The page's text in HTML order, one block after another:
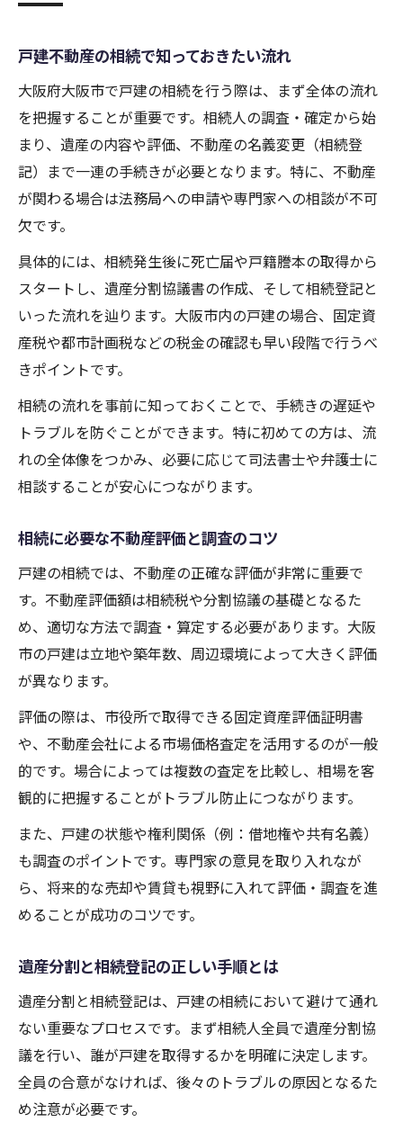
戸建不動産の相続で知っておきたい流れ
大阪府大阪市で戸建の相続を行う際は、まず全体の流れ
を把握することが重要です。相続人の調査・確定から始
まり、遺産の内容や評価、不動産の名義変更（相続登
記）まで一連の手続きが必要となります。特に、不動産
が関わる場合は法務局への申請や専門家への相談が不可
欠です。
具体的には、相続発生後に死亡届や戸籍謄本の取得から
スタートし、遺産分割協議書の作成、そして相続登記と
いった流れを辿ります。大阪市内の戸建の場合、固定資
産税や都市計画税などの税金の確認も早い段階で行うべ
きポイントです。
相続の流れを事前に知っておくことで、手続きの遅延や
トラブルを防ぐことができます。特に初めての方は、流
れの全体像をつかみ、必要に応じて司法書士や弁護士に
相談することが安心につながります。
相続に必要な不動産評価と調査のコツ
戸建の相続では、不動産の正確な評価が非常に重要で
す。不動産評価額は相続税や分割協議の基礎となるた
め、適切な方法で調査・算定する必要があります。大阪
市の戸建は立地や築年数、周辺環境によって大きく評価
が異なります。
評価の際は、市役所で取得できる固定資産評価証明書
や、不動産会社による市場価格査定を活用するのが一般
的です。場合によっては複数の査定を比較し、相場を客
観的に把握することがトラブル防止につながります。
また、戸建の状態や権利関係（例：借地権や共有名義）
も調査のポイントです。専門家の意見を取り入れなが
ら、将来的な売却や賃貸も視野に入れて評価・調査を進
めることが成功のコツです。
遺産分割と相続登記の正しい手順とは
遺産分割と相続登記は、戸建の相続において避けて通れ
ない重要なプロセスです。まず相続人全員で遺産分割協
議を行い、誰が戸建を取得するかを明確に決定します。
全員の合意がなければ、後々のトラブルの原因となるた
め注意が必要です。